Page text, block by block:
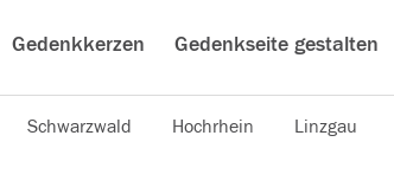
Gedenkkerzen Gedenkseite gestalten
Schwarzwald Hochrhein Linzgau